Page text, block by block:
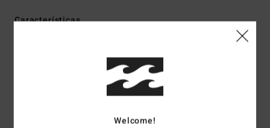
Características
Velo de tingimento sólido numa mistura de 60%
poliéster reciclado e 40% algodão [280 g/m2]
Recycler Performance elástico em 4 direções, fabricado
a partir de garrafas de plástico PET recicladas
Welcome!